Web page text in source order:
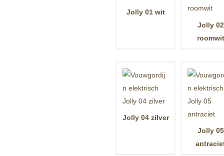
Jolly 01 wit
Jolly 02
roomwit
Jolly 04 zilver
Jolly 05